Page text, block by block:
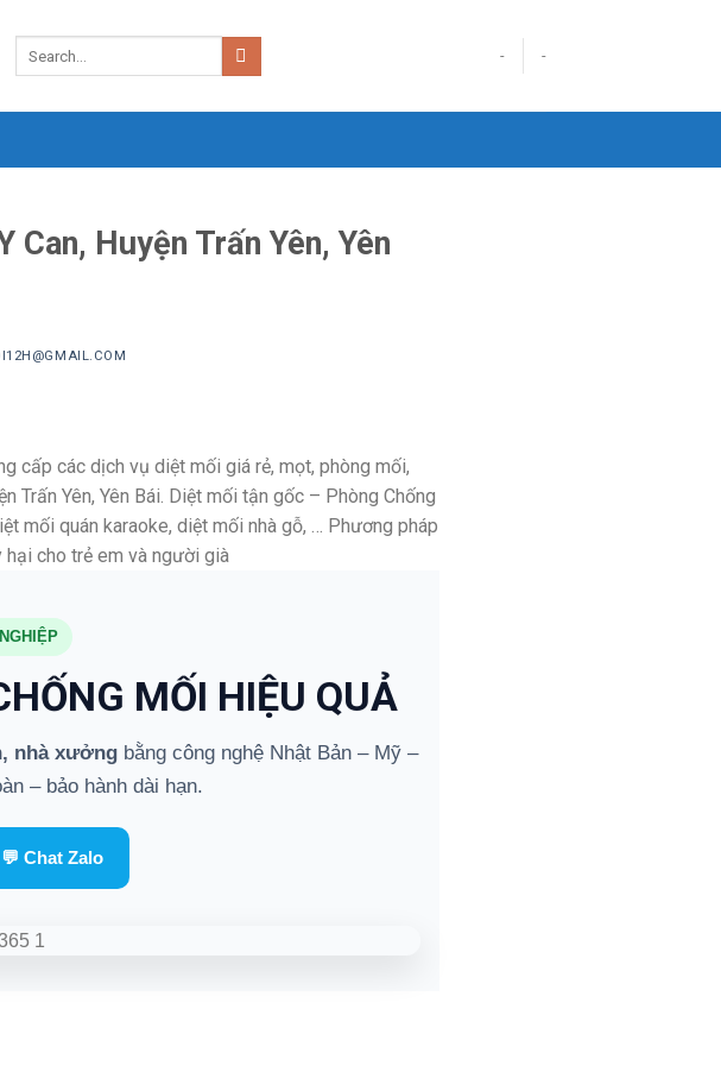
- -
Huyện Trấn Yên, Yên
cấp các dịch vụ diệt mối giá rẻ, mọt, phòng mối,
Trấn Yên, Yên Bái. Diệt mối tận gốc – Phòng Chống
mối quán karaoke, diệt mối nhà gỗ, … Phương pháp
hại cho trẻ em và người già
MỐI HIỆU QUẢ
nhà xưởngbằng công nghệ Nhật Bản – Mỹ –
– bảo hành dài hạn.
💬 Chat Zalo